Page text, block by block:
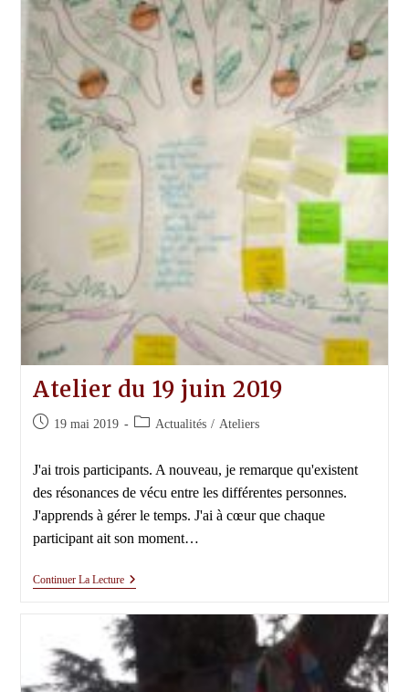
Septembre
2019
Atelier du 19 juin 2019
Publication
19 mai 2019
Post Actualités / Ateliers
J'ai trois participants. A nouveau, je remarque qu'existent
des résonances de vécu entre les différentes personnes.
J'apprends à gérer le temps. J'ai à cœur que chaque
participant ait son moment…
Continuer La LectureAtelier
Juin
2019